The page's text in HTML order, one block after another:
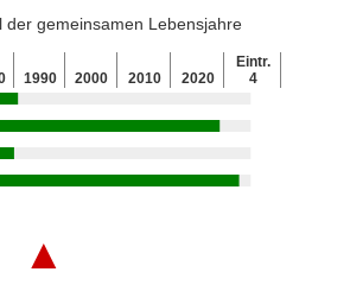
der gemeinsamen Lebensjahre
1990 2000 2010 2020
Eintr.
4
▲